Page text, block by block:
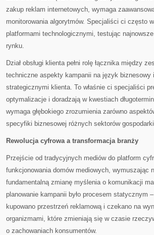
zakup reklam internetowych, wymaga
monitorowania algorytmów. Specjaliści ci często
platformami technologicznymi, testując
rynku.
Dział obsługi klienta pełni rolę łącznika między
techniczne aspekty kampanii na język biznesowy
strategicznymi klienta. To właśnie ci specjaliści
optymalizacje i doradzają w kwestiach
wymaga głębokiego zrozumienia zarówno
specyfiki biznesowej różnych sektorów
Rewolucja cyfrowa a transformacja branży
Przejście od tradycyjnych mediów do platform
funkcjonowania domów mediowych, wymuszając
fundamentalną zmianę myślenia o komunikacji
planowanie kampanii było procesem statycznym
kupowano przestrzeń reklamową i czekano na
organizmami, które zmieniają się w czasie
o zachowaniach konsumentów.